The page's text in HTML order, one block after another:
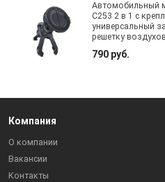
Автомобильный
C253 2 в 1 с
универсальный
решетку
790 руб.
Компания
О компании
Вакансии
Контакты